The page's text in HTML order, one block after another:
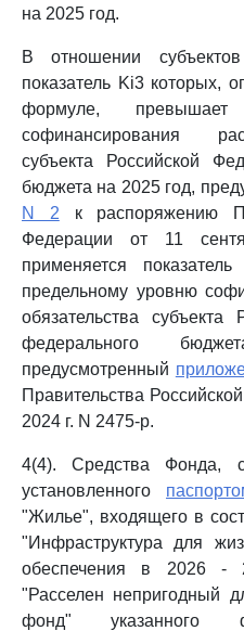
на 2025 год.
В отношении
показатель Ki3 которых,
формуле,
софинансирования
субъекта Российской
бюджета на 2025 год,
N 2 к распоряжению
Федерации от 11
применяется
предельному уровню
обязательства
федерального
предусмотренный
Правительства
2024 г. N 2475-р.
4(4). Средства Фонда,
установленного
"Жилье", входящего в
"Инфраструктура для
обеспечения в 2026 -
"Расселен непригодный
фонд" указанного